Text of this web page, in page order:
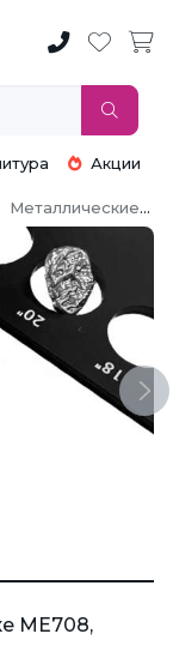
Акции
Металлические пуговицы
ME708,